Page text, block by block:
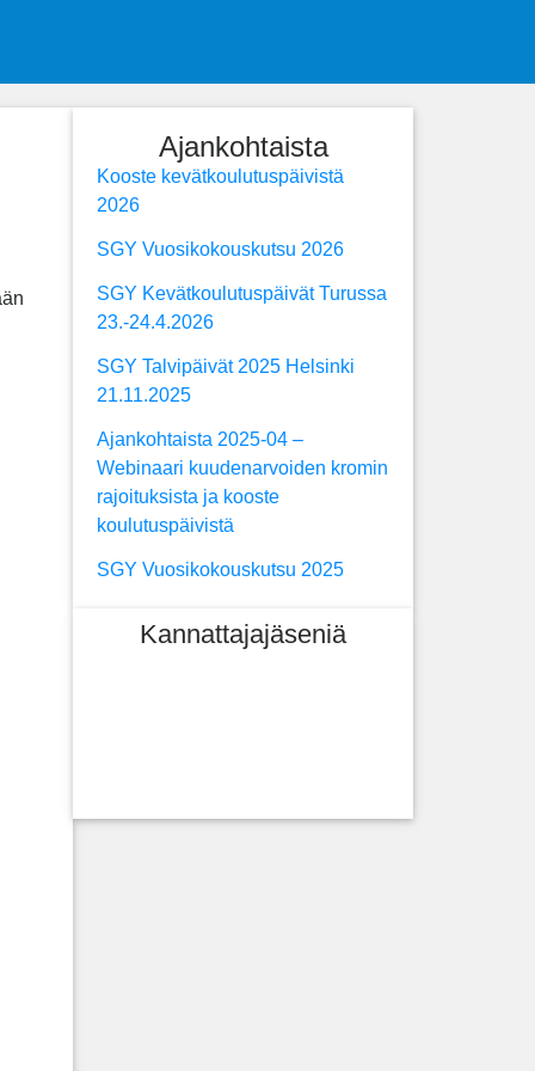
Ajankohtaista
Kooste kevätkoulutuspäivistä
2026
SGY Vuosikokouskutsu 2026
SGY Kevätkoulutuspäivät Turussa
23.-24.4.2026
SGY Talvipäivät 2025 Helsinki
21.11.2025
Ajankohtaista 2025-04 –
Webinaari kuudenarvoiden kromin
rajoituksista ja kooste
koulutuspäivistä
SGY Vuosikokouskutsu 2025
Kannattajajäseniä